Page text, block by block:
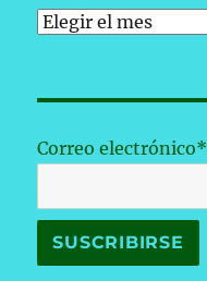
Archivos
Correo electrónico*